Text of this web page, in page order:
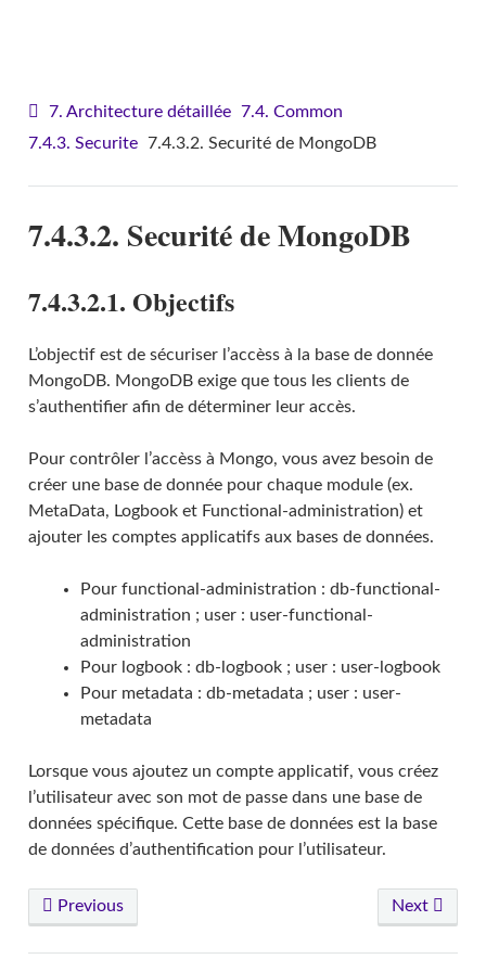
7. Architecture détaillée 7.4. Common
7.4.3. Securite 7.4.3.2. Securité de MongoDB
7.4.3.2. Securité de MongoDB
7.4.3.2.1. Objectifs
L’objectif est de sécuriser l’accèss à la base de donnée
MongoDB. MongoDB exige que tous les clients de
s’authentifier afin de déterminer leur accès.
Pour contrôler l’accèss à Mongo, vous avez besoin de
créer une base de donnée pour chaque module (ex.
MetaData, Logbook et Functional-administration) et
ajouter les comptes applicatifs aux bases de données.
Pour functional-administration : db-functional-
administration ; user : user-functional-
administration
Pour logbook : db-logbook ; user : user-logbook
Pour metadata : db-metadata ; user : user-
metadata
Lorsque vous ajoutez un compte applicatif, vous créez
l’utilisateur avec son mot de passe dans une base de
données spécifique. Cette base de données est la base
de données d’authentification pour l’utilisateur.
Previous Next